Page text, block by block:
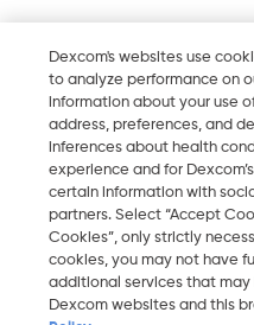
Dexcom's websites use
to analyze performance on
information about your use
address, preferences, and
inferences about health
experience and for
certain information with
partners. Select “Accept
Cookies”, only strictly
cookies, you may not have
additional services that may
Dexcom websites and this